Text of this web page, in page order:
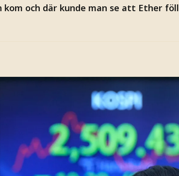
och där kunde man se att Ether föll